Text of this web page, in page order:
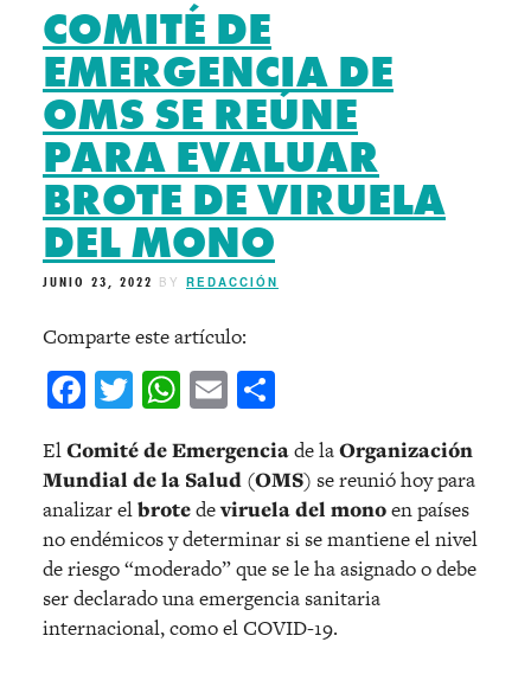
COMITÉ DE
EMERGENCIA DE
OMS SE REÚNE
PARA EVALUAR
BROTE DE VIRUELA
DEL MONO
JUNIO 23, 2022 BY REDACCIÓN
Comparte este artículo:
Facebook
Twitter
WhatsApp
Email
ElComité de Emergenciade laOrganización
Mundial de la Salud (OMS) se reunió hoy para
analizar elbrotedeviruela del monoen países
no endémicos y determinar si se mantiene el nivel
de riesgo “moderado” que se le ha asignado o debe
ser declarado una emergencia sanitaria
internacional, como el COVID-19.